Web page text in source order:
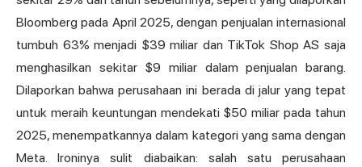
Bloomberg pada April 2025, dengan penjualan internasional
tumbuh 63% menjadi $39 miliar dan TikTok Shop AS saja
menghasilkan sekitar $9 miliar dalam penjualan barang.
Dilaporkan bahwa perusahaan ini berada di jalur yang tepat
untuk meraih keuntungan mendekati $50 miliar pada tahun
2025, menempatkannya dalam kategori yang sama dengan
Meta. Ironinya sulit diabaikan: salah satu perusahaan